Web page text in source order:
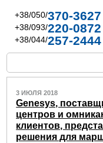
+38/050/370-3627
+38/093/220-0872
+38/044/257-2444
3 ИЮЛЯ 2018
Genesys,
центров и
клиентов,
решения для